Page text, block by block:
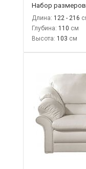
Набор размеров
Длина: 122 - 216
Глубина: 110
Высота: 103